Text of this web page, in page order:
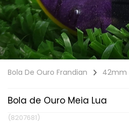
Bola De Ouro Frandian 42mm
Bola de Ouro Meia Lua
(8207681)